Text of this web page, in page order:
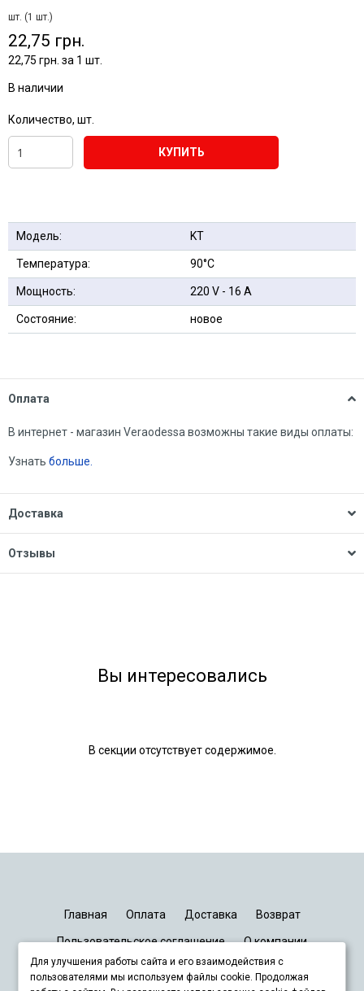
шт. (1 шт.)
22,75 грн.
22,75 грн. за 1 шт.
В наличии
Количество, шт.
КУПИТЬ
Модель: KT
Температура: 90°С
Мощность: 220 V - 16 A
Состояние: новое
Оплата
В интернет - магазин Veraodessa возможны такие виды оплаты:
Узнать больше.
Доставка
Отзывы
Вы интересовались
В секции отсутствует содержимое.
Главная Оплата Доставка Возврат
Пользовательское соглашение О компании
График работы Киев Днепр Запорожье
Для улучшения работы сайта и его взаимодействия с
пользователями мы используем файлы cookie. Продолжая